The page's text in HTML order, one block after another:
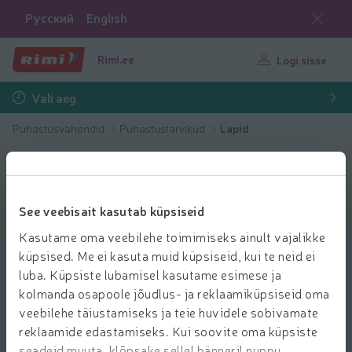
See veebisait kasutab küpsiseid
Kasutame oma veebilehe toimimiseks ainult vajalikke
küpsised. Me ei kasuta muid küpsiseid, kui te neid ei
luba. Küpsiste lubamisel kasutame esimese ja
kolmanda osapoole jõudlus- ja reklaamiküpsiseid oma
veebilehe täiustamiseks ja teie huvidele sobivamate
reklaamide edastamiseks. Kui soovite oma küpsiste
Русский English
Rimi.ee Logi sisse
Vali aeg
Puhastusvahendid Puhastustarvikud Lapid